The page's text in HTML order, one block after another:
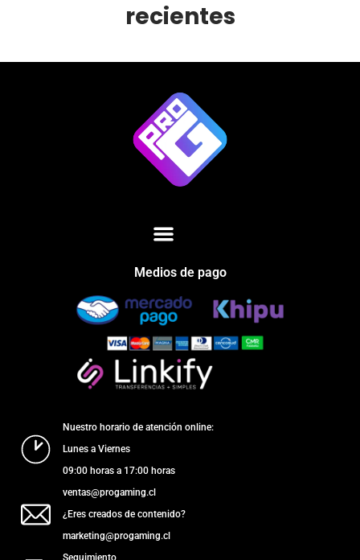
recientes
Medios de pago
Nuestro horario de atención online:
Lunes a Viernes
09:00 horas a 17:00 horas
ventas@progaming.cl
¿Eres creados de contenido?
marketing@progaming.cl
Seguimiento